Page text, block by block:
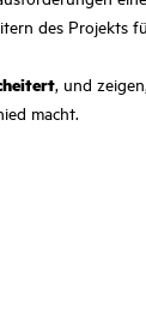
des Projekts
, und
macht.